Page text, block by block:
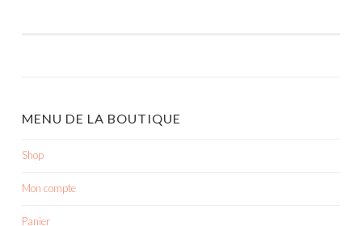
MENU DE LA BOUTIQUE
Shop
Mon compte
Panier